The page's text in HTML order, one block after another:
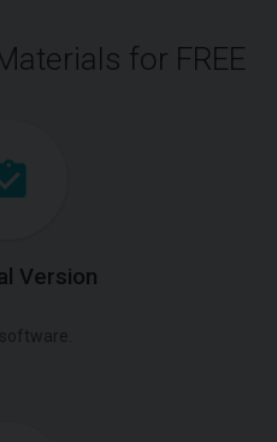
for FREE
Version